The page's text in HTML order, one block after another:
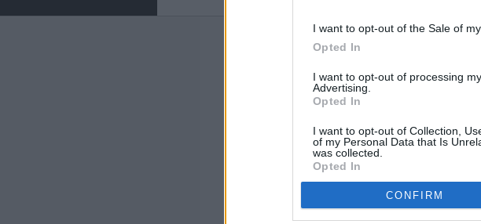
I want to opt-out of the Sale of
Opted In
I want to opt-out of processing
Advertising.
Opted In
I want to opt-out of Collection,
of my Personal Data that Is
was collected.
Opted In
CONFIRM
Últimas noticias
El uso personal de Ayuso de las
hace un año cuando no logró venderlo
Sánchez se planta con Meloni y entra al